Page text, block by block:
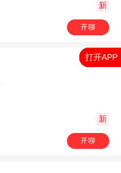
新
开聊
新
开聊
打开APP
打开APP
打开APP
打开APP
打开APP